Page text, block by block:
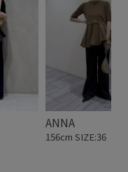
ANNA
156cm SIZE:36